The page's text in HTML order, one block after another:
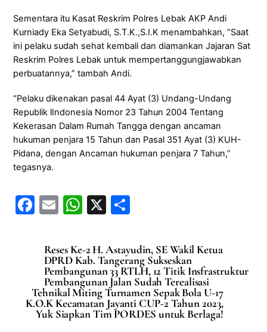
Sementara itu Kasat Reskrim Polres Lebak AKP Andi
Kurniady Eka Setyabudi, S.T.K.,S.I.K menambahkan, “Saat
ini pelaku sudah sehat kembali dan diamankan Jajaran Sat
Reskrim Polres Lebak untuk mempertanggungjawabkan
perbuatannya,” tambah Andi.
“Pelaku dikenakan pasal 44 Ayat (3) Undang-Undang
Republik lIndonesia Nomor 23 Tahun 2004 Tentang
Kekerasan Dalam Rumah Tangga dengan ancaman
hukuman penjara 15 Tahun dan Pasal 351 Ayat (3) KUH-
Pidana, dengan Ancaman hukuman penjara 7 Tahun,”
tegasnya.
F
c
e
b
o
o
E
ai
l
W
at
s
A
p
p
X
ar
e
Reses Ke-2 H. Astayudin, SE Wakil Ketua
DPRD Kab. Tangerang Sukseskan
Pembangunan 33 RTLH, 12 Titik Insfrastruktur
Pembangunan Jalan Sudah Terealisasi
Tehnikal Miting Turnamen Sepak Bola U-17
K.O.K Kecamatan Jayanti CUP-2 Tahun 2023,
Yuk Siapkan Tim PORDES untuk Berlaga!